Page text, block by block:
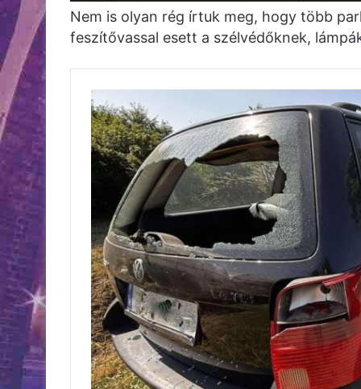
Nem is olyan rég írtuk meg, hogy több
feszítővassal esett a szélvédőknek,